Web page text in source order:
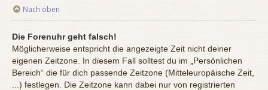
Nach oben
Die Forenuhr geht falsch!
Möglicherweise entspricht die angezeigte Zeit nicht deiner
eigenen Zeitzone. In diesem Fall solltest du im „Persönlichen
Bereich“ die für dich passende Zeitzone (Mitteleuropäische Zeit,
...) festlegen. Die Zeitzone kann dabei nur von registrierten